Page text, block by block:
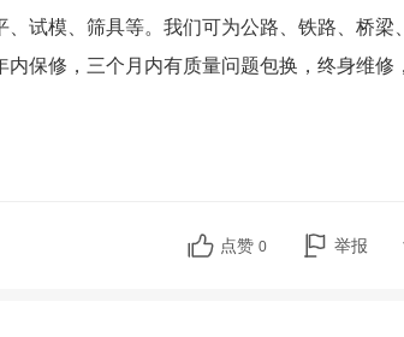
试模、筛具等。我们可为公路、铁路、桥
保修，三个月内有质量问题包换，终身维修
点赞 0 举报